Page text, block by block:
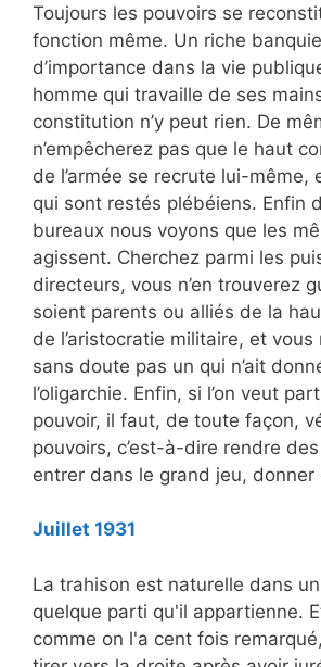
Toujours les pouvoirs se
fonction même. Un riche
d’importance dans la vie
homme qui travaille de ses
constitution n’y peut rien. De
n’empêcherez pas que le haut
de l’armée se recrute lui-même,
qui sont restés plébéiens. Enfin
bureaux nous voyons que les
agissent. Cherchez parmi les
directeurs, vous n’en trouverez
soient parents ou alliés de la
de l’aristocratie militaire, et vous
sans doute pas un qui n’ait
l’oligarchie. Enfin, si l’on veut
pouvoir, il faut, de toute façon,
pouvoirs, c’est-à-dire rendre
entrer dans le grand jeu, donner
Juillet 1931
La trahison est naturelle dans
quelque parti qu'il appartienne.
comme on l'a cent fois